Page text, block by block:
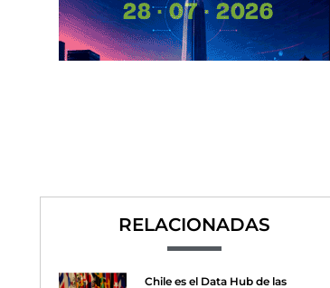
RELACIONADAS
Chile es el Data Hub de las